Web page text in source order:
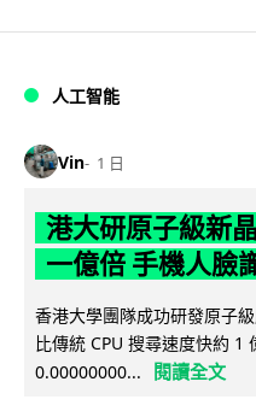
人工智能
Vin 1 日
港大研原子級新
一億倍 手機人臉
香港大學團隊成功研發原子
比傳統 CPU 搜尋速度快約 1
0.00000000...
閱讀全文